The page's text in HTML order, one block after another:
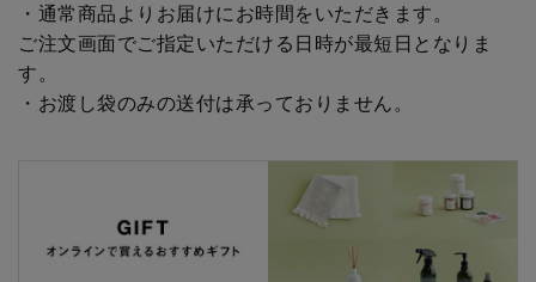
・通常商品よりお届けにお時間をいただきます。
ご注文画面でご指定いただける日時が最短日となりま
す。
・お渡し袋のみの送付は承っておりません。